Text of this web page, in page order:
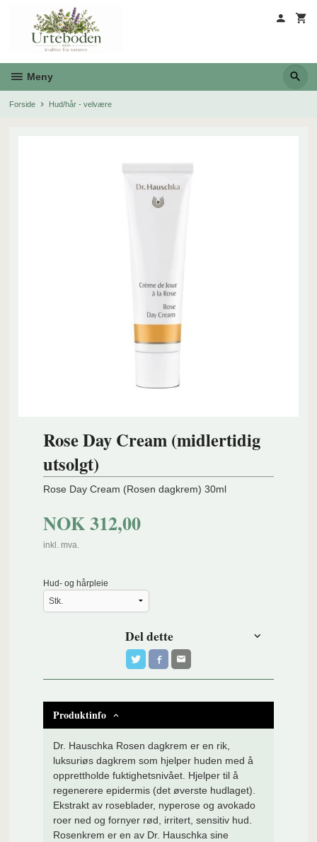
innholdet
Meny
Forside Hud/hår - velvære
Rose Day Cream (midlertidig
utsolgt)
Rose Day Cream (Rosen dagkrem) 30ml
NOK312,00
inkl. mva.
Hud- og hårpleie
Del dette
Produktinfo
Dr. Hauschka Rosen dagkrem er en rik,
luksuriøs dagkrem som hjelper huden med å
opprettholde fuktighetsnivået. Hjelper til å
regenerere epidermis (det øverste hudlaget).
Ekstrakt av roseblader, nyperose og avokado
roer ned og fornyer rød, irritert, sensitiv hud.
Rosenkrem er en av Dr. Hauschka sine